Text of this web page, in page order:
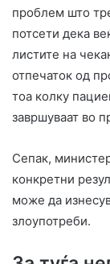
проблем што
потсети дека
листите на
отпечаток од
тоа колку
завршуваат во
Сепак,
конкретни
може да
злоупотреби.